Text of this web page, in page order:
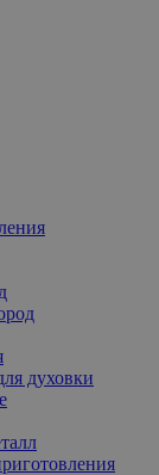
духовки